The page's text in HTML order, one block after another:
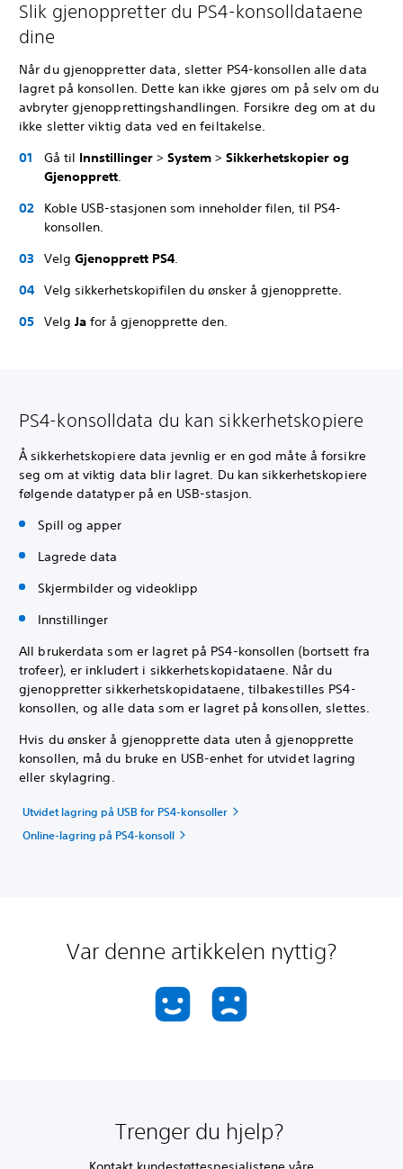
Slik gjenoppretter du PS4-konsolldataene
dine
Når du gjenoppretter data, sletter PS4-konsollen alle data
lagret på konsollen. Dette kan ikke gjøres om på selv om du
avbryter gjenopprettingshandlingen. Forsikre deg om at du
ikke sletter viktig data ved en feiltakelse.
Gå til Innstillinger > System > Sikkerhetskopier og
Gjenopprett.
Koble USB-stasjonen som inneholder filen, til PS4-
konsollen.
Velg Gjenopprett PS4.
Velg sikkerhetskopifilen du ønsker å gjenopprette.
Velg Ja for å gjenopprette den.
PS4-konsolldata du kan sikkerhetskopiere
Å sikkerhetskopiere data jevnlig er en god måte å forsikre
seg om at viktig data blir lagret. Du kan sikkerhetskopiere
følgende datatyper på en USB-stasjon.
Spill og apper
Lagrede data
Skjermbilder og videoklipp
Innstillinger
All brukerdata som er lagret på PS4-konsollen (bortsett fra
trofeer), er inkludert i sikkerhetskopidataene. Når du
gjenoppretter sikkerhetskopidataene, tilbakestilles PS4-
konsollen, og alle data som er lagret på konsollen, slettes.
Hvis du ønsker å gjenopprette data uten å gjenopprette
konsollen, må du bruke en USB-enhet for utvidet lagring
eller skylagring.
Utvidet lagring på USB for PS4-konsoller
Online-lagring på PS4-konsoll
Var denne artikkelen nyttig?
Trenger du hjelp?